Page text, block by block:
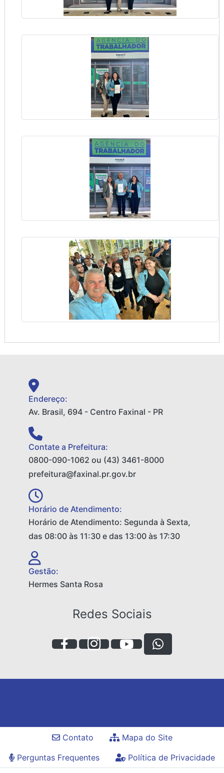
Endereço:
Av. Brasil, 694 - Centro Faxinal - PR
Contate a Prefeitura:
0800-090-1062 ou (43) 3461-8000
prefeitura@faxinal.pr.gov.br
Horário de Atendimento:
Horário de Atendimento: Segunda à Sexta,
das 08:00 às 11:30 e das 13:00 às 17:30
Gestão:
Hermes Santa Rosa
Redes Sociais
Contato
Mapa do Site
Perguntas Frequentes
Política de Privacidade